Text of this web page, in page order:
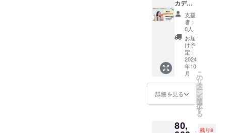
せが可
能で
す。何
卒、ご
協力の
ほどよ
ろしく
お願い
します
ポーツ
ドク
ター (日
本整形
外科学
会認
定、日
本医師
会認
定、日
ポーツ
協会公
認) ３Ｔ
Ｏ)巻き
医学
賞」を
目指し
た時期
もあ
り、ど
こにも
書かれ
ていな
い坂戸
全貌を
知るこ
す。 ※
す。 ※
懇親会
の会場
は、一
般的な
居酒屋
で行い
ます。
※食事代
は別途
負担い
ただき
きま
す。 司
会の動
画を撮
影しま
すの
で、人
生の記
念とし
て下さ
い。
2025年
程の学
加いた
だけま
す。 緩
消法の
普及や
研究の
アイデ
アをど
んどん
出して
いただ
き、緩
消法の
普及・
ために
カデ
ミー会
員向
け 宣
伝隊長
任命権
利】
12ヶ月
（一
社）日
本健康
機構よ
り緩消
法の宣
とし
支援
者：
0人
お届
け予
定：
2024
年10
月
詳細を見る
こ
の
リ
タ
ー
ン
を
選
択
す
る
80, 残り8